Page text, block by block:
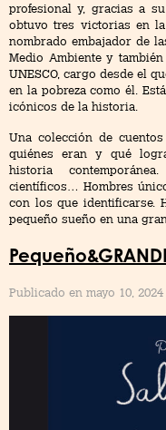
profesional y, gracias a
obtuvo tres victorias en
nombrado embajador de
Medio Ambiente y
UNESCO, cargo desde el
en la pobreza como él.
icónicos de la historia.
Una colección de
quiénes eran y qué
historia
científicos… Hombres
con los que identificarse.
pequeño sueño en una
Publicado en mayo 10, 2024